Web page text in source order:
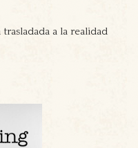
a la realidad